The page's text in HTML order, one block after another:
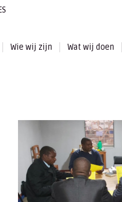
Wie wij zijn Wat wij doen